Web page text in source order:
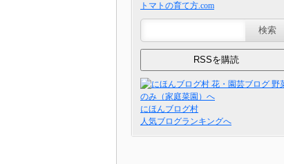
トマトの育て方.com
にほんブログ村
人気ブログランキングへ